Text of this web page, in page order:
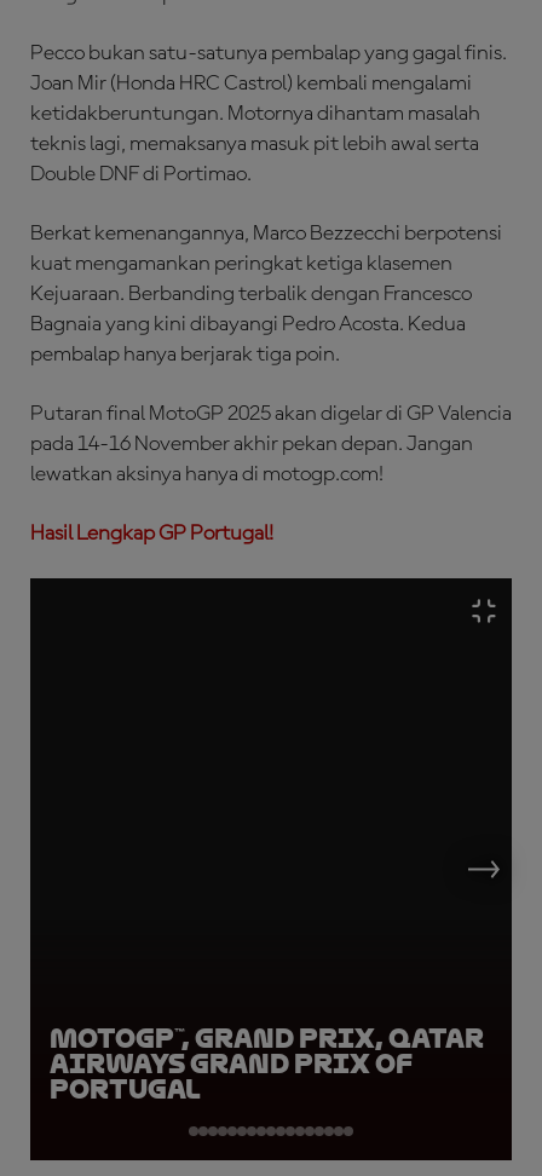
Pecco bukan satu-satunya pembalap yang gagal finis.
Joan Mir (Honda HRC Castrol) kembali mengalami
ketidakberuntungan. Motornya dihantam masalah
teknis lagi, memaksanya masuk pit lebih awal serta
Double DNF di Portimao.
Berkat kemenangannya, Marco Bezzecchi berpotensi
kuat mengamankan peringkat ketiga klasemen
Kejuaraan. Berbanding terbalik dengan Francesco
Bagnaia yang kini dibayangi Pedro Acosta. Kedua
pembalap hanya berjarak tiga poin.
Putaran final MotoGP 2025 akan digelar di GP Valencia
pada 14-16 November akhir pekan depan. Jangan
lewatkan aksinya hanya di motogp.com!
Hasil Lengkap GP Portugal!
MotoGP™, Grand Prix, Qatar
Airways Grand Prix of
Portugal